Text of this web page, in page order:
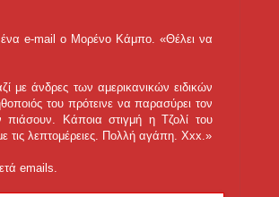
ένα e-mail ο Μορένο Κάμπο. «Θέλει να
με άνδρες των αμερικανικών ειδικών
του πρότεινε να παρασύρει τον
Κάποια στιγμή η Τζολί του
τις λεπτομέρειες. Πολλή αγάπη. Xxx.»
emails.